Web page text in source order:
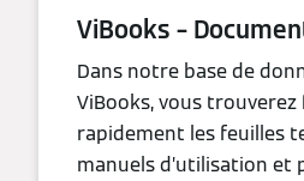
ViBooks –
Dans notre base de
ViBooks, vous
rapidement les feuilles
manuels d’utilisation et